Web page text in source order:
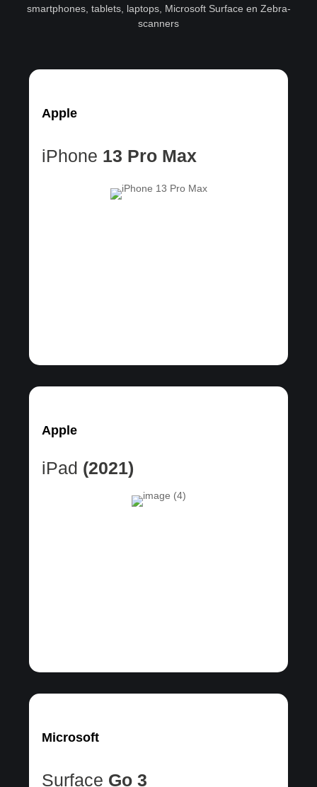
smartphones, tablets, laptops, Microsoft Surface en Zebra-
scanners
Apple
iPhone 13 Pro Max
Apple
iPad (2021)
Microsoft
Surface Go 3